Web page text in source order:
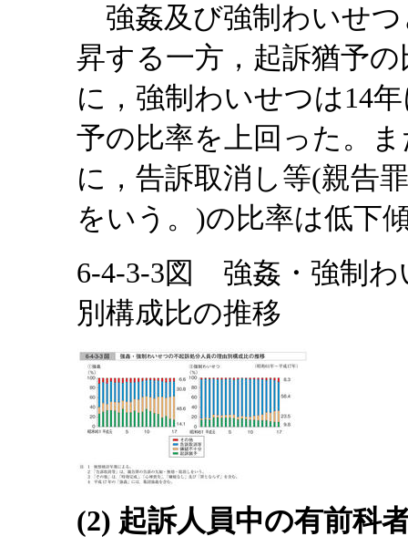
強姦及び強制わいせつ
昇する一方，起訴猶予
に，強制わいせつは14
予の比率を上回った。
に，告訴取消し等(親告
をいう。)の比率は低下
6-4-3-3図 強姦・強制わ
別構成比の推移
(2) 起訴人員中の有前科